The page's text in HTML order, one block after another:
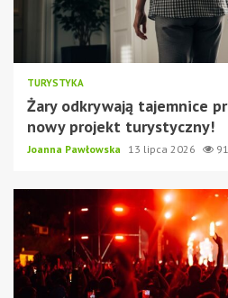
TURYSTYKA
Żary odkrywają tajemnice
nowy projekt turystyczny!
Joanna Pawłowska 13 lipca 2026 91